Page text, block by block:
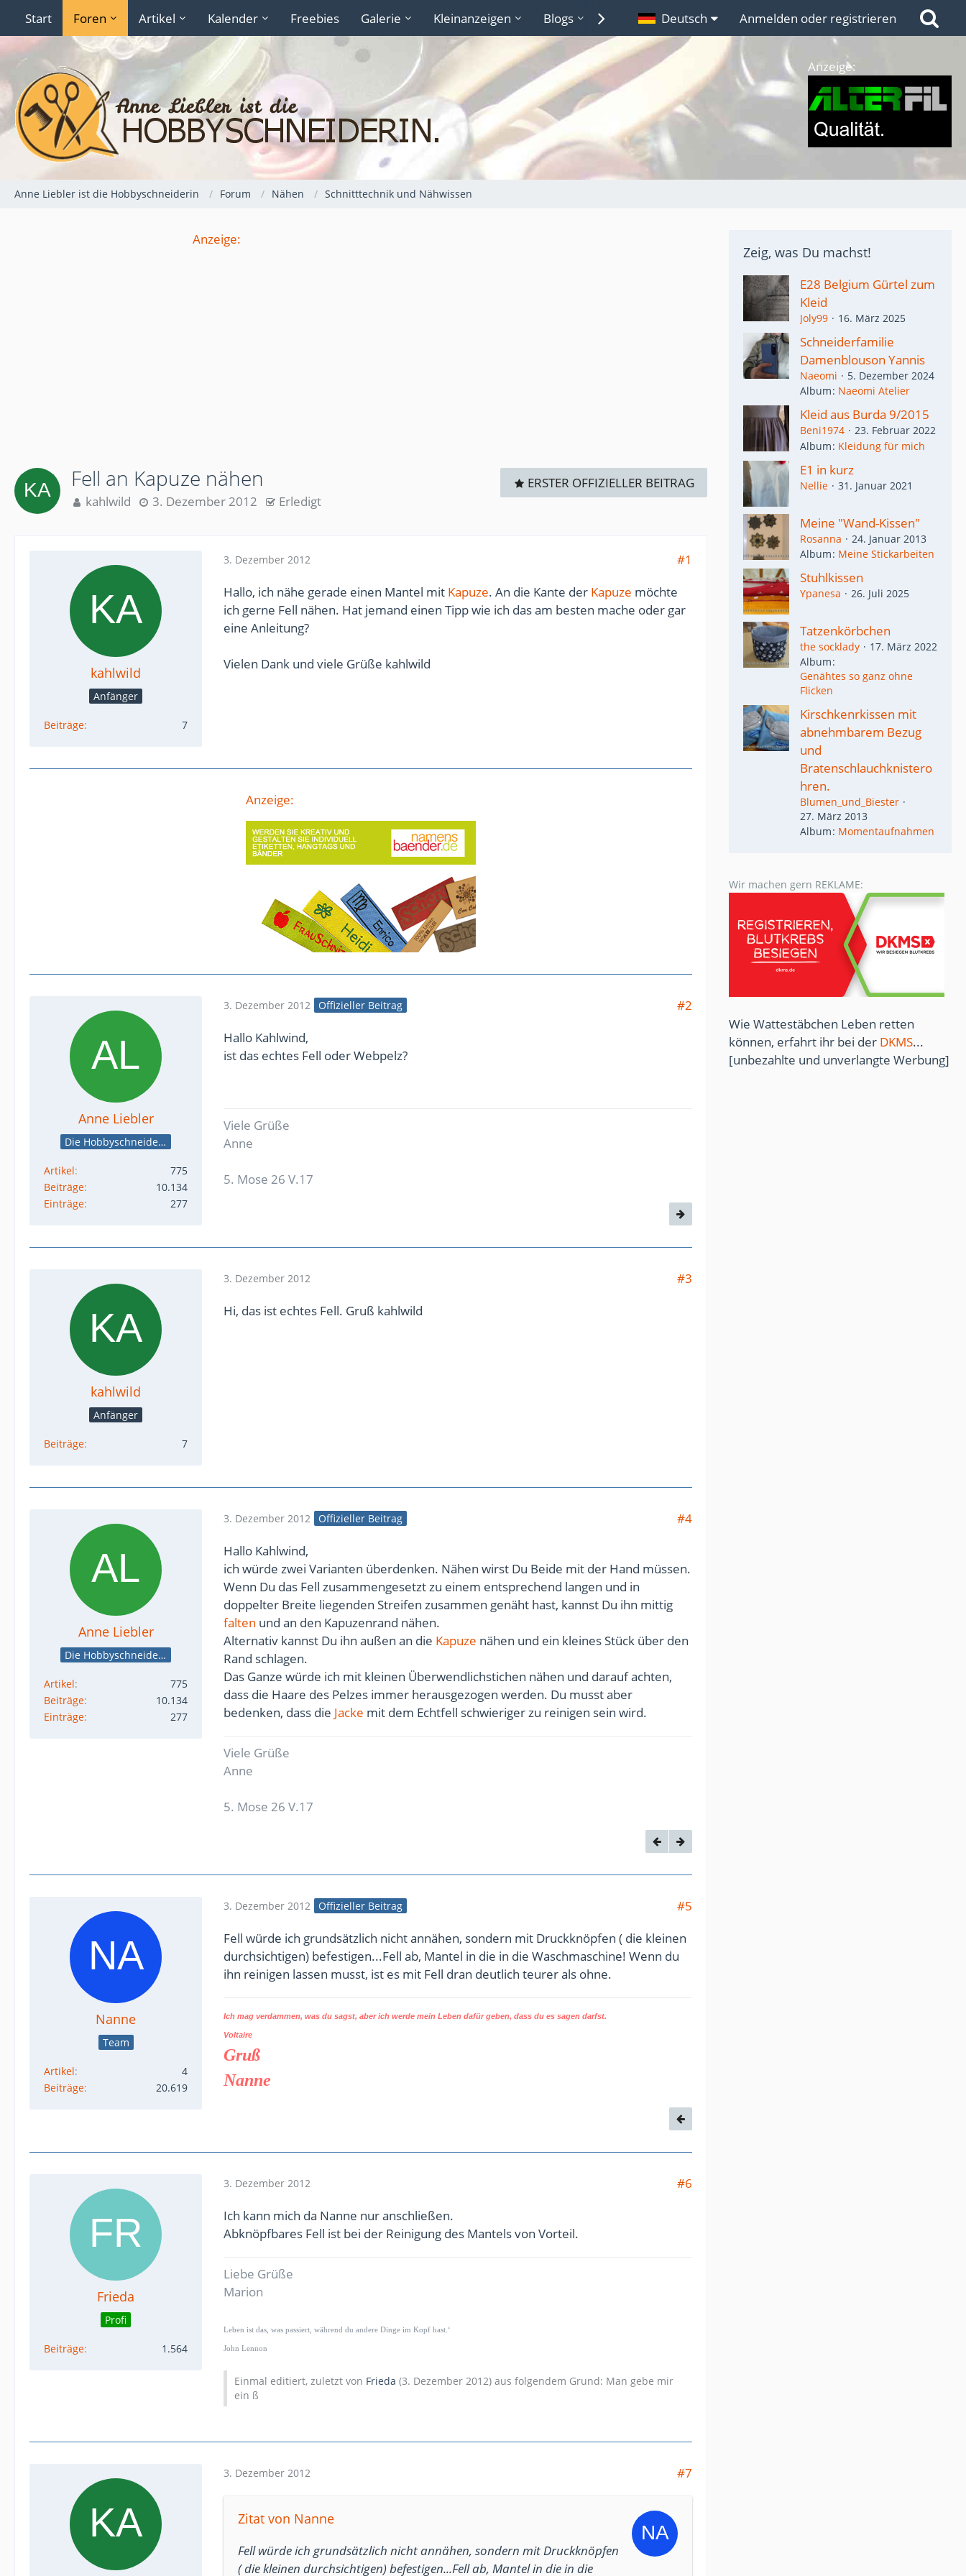
Start Foren Artikel Kalender Freebies Galerie Kleinanzeigen Blogs Lexikon Links
Deutsch Anmelden oder registrieren
Anzeige:
Anne Liebler ist die Hobbyschneiderin Forum Nähen Schnitttechnik und Nähwissen
Anzeige:
Fell an Kapuze nähen
kahlwild 3. Dezember 2012 Erledigt
ERSTER OFFIZIELLER BEITRAG
kahlwild
Anfänger
Beiträge 7
3. Dezember 2012
#1
Hallo, ich nähe gerade einen Mantel mit Kapuze. An die Kante der Kapuze möchte
ich gerne Fell nähen. Hat jemand einen Tipp wie ich das am besten mache oder gar
eine Anleitung?
Vielen Dank und viele Grüße kahlwild
Anzeige:
Anne Liebler
Die Hobbyschneiderin
Artikel
775
Beiträge
10.134
Einträge
277
3. Dezember 2012 Offizieller Beitrag
#2
Hallo Kahlwind,
ist das echtes Fell oder Webpelz?
Viele Grüße
Anne
5. Mose 26 V.17
kahlwild
Anfänger
Beiträge 7
3. Dezember 2012
#3
Hi, das ist echtes Fell. Gruß kahlwild
Anne Liebler
Die Hobbyschneiderin
Artikel
775
Beiträge
10.134
Einträge
277
3. Dezember 2012 Offizieller Beitrag
#4
Hallo Kahlwind,
ich würde zwei Varianten überdenken. Nähen wirst Du Beide mit der Hand müssen.
Wenn Du das Fell zusammengesetzt zu einem entsprechend langen und in
doppelter Breite liegenden Streifen zusammen genäht hast, kannst Du ihn mittig
falten und an den Kapuzenrand nähen.
Alternativ kannst Du ihn außen an die Kapuze nähen und ein kleines Stück über den
Rand schlagen.
Das Ganze würde ich mit kleinen Überwendlichstichen nähen und darauf achten,
dass die Haare des Pelzes immer herausgezogen werden. Du musst aber
bedenken, dass die Jacke mit dem Echtfell schwieriger zu reinigen sein wird.
Viele Grüße
Anne
5. Mose 26 V.17
Nanne
Team
Artikel
4
Beiträge
20.619
3. Dezember 2012 Offizieller Beitrag
#5
Fell würde ich grundsätzlich nicht annähen, sondern mit Druckknöpfen ( die kleinen
durchsichtigen) befestigen...Fell ab, Mantel in die in die Waschmaschine! Wenn du
ihn reinigen lassen musst, ist es mit Fell dran deutlich teurer als ohne.
Ich mag verdammen, was du sagst, aber ich werde mein Leben dafür geben, dass du es sagen darfst.
Voltaire
Gruß
Nanne
Frieda
Profi
Beiträge 1.564
3. Dezember 2012
#6
Ich kann mich da Nanne nur anschließen.
Abknöpfbares Fell ist bei der Reinigung des Mantels von Vorteil.
Liebe Grüße
Marion
Leben ist das, was passiert, während du andere Dinge im Kopf hast.‘
John Lennon
Einmal editiert, zuletzt von Frieda (3. Dezember 2012) aus folgendem Grund: Man gebe mir
ein ß
3. Dezember 2012 #7
Zitat von Nanne
Fell würde ich grundsätzlich nicht annähen, sondern mit Druckknöpfen
( die kleinen durchsichtigen) befestigen...Fell ab, Mantel in die in die
Zeig, was Du machst!
E28 Belgium Gürtel zum
Kleid
Joly99 16. März 2025
Schneiderfamilie
Damenblouson Yannis
Naeomi
5. Dezember 2024
Album Naeomi Atelier
Kleid aus Burda 9/2015
Beni1974
23. Februar 2022
Album Kleidung für mich
E1 in kurz
Nellie 31. Januar 2021
Meine "Wand-Kissen"
Rosanna
24. Januar 2013
Album Meine Stickarbeiten
Stuhlkissen
Ypanesa 26. Juli 2025
Tatzenkörbchen
the socklady
17. März 2022
Album
Genähtes so ganz ohne
Flicken
Kirschkenrkissen mit
abnehmbarem Bezug
und
Bratenschlauchknistero
hren.
Blumen_und_Biester
27. März 2013
Album Momentaufnahmen
Wir machen gern REKLAME:
Wie Wattestäbchen Leben retten
können, erfahrt ihr bei der DKMS...
[unbezahlte und unverlangte Werbung]